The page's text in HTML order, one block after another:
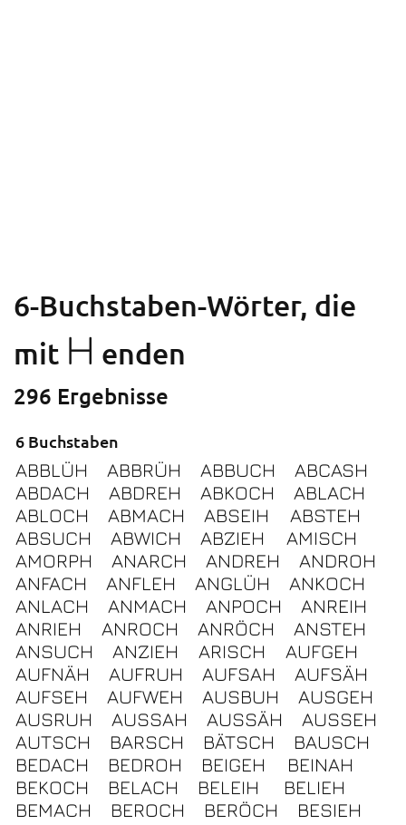
6-Buchstaben-Wörter, die
mit H enden
296 Ergebnisse
6 Buchstaben
ABBLÜH ABBRÜH ABBUCH
ABCASH
ABDACH
ABDREH ABKOCH
ABLACH
ABLOCH
ABMACH ABSEIH
ABSTEH
ABSUCH
ABWICH ABZIEH
AMISCH
AMORPH
ANARCH ANDREH
ANDROH
ANFACH
ANFLEH ANGLÜH
ANKOCH
ANLACH
ANMACH ANPOCH
ANREIH
ANRIEH
ANROCH ANRÖCH
ANSTEH
ANSUCH
ANZIEH ARISCH
AUFGEH
AUFNÄH
AUFRUH AUFSAH
AUFSÄH
AUFSEH
AUFWEH AUSBUH
AUSGEH
AUSRUH
AUSSAH AUSSÄH
AUSSEH
AUTSCH
BARSCH BÄTSCH
BAUSCH
BEDACH
BEDROH BEIGEH
BEINAH
BEKOCH
BELACH BELEIH
BELIEH
BEMACH
BEROCH BERÖCH
BESIEH